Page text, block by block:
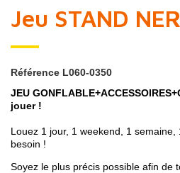
Jeu STAND
Référence L060-0350
JEU
jouer !
Louez 1 jour, 1 weekend, 1
besoin !
Soyez le plus précis possible afin de